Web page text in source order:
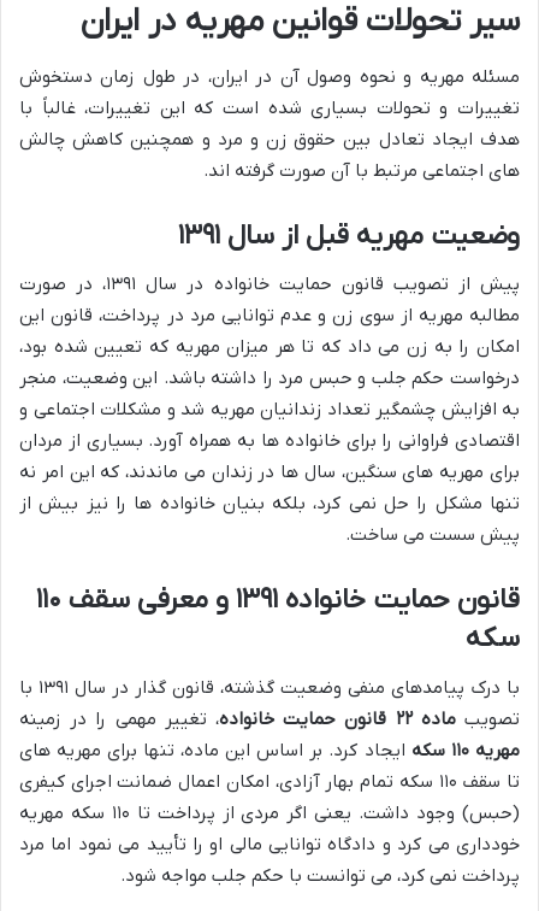
سیر تحولات قوانین مهریه در ایران
مسئله مهریه و نحوه وصول آن در ایران، در طول زمان دستخوش
تغییرات و تحولات بسیاری شده است که این تغییرات، غالباً با
هدف ایجاد تعادل بین حقوق زن و مرد و همچنین کاهش چالش
های اجتماعی مرتبط با آن صورت گرفته اند.
وضعیت مهریه قبل از سال ۱۳۹۱
پیش از تصویب قانون حمایت خانواده در سال ۱۳۹۱، در صورت
مطالبه مهریه از سوی زن و عدم توانایی مرد در پرداخت، قانون این
امکان را به زن می داد که تا هر میزان مهریه که تعیین شده بود،
درخواست حکم جلب و حبس مرد را داشته باشد. این وضعیت، منجر
به افزایش چشمگیر تعداد زندانیان مهریه شد و مشکلات اجتماعی و
اقتصادی فراوانی را برای خانواده ها به همراه آورد. بسیاری از مردان
برای مهریه های سنگین، سال ها در زندان می ماندند، که این امر نه
تنها مشکل را حل نمی کرد، بلکه بنیان خانواده ها را نیز بیش از
پیش سست می ساخت.
قانون حمایت خانواده ۱۳۹۱ و معرفی سقف ۱۱۰
سکه
با درک پیامدهای منفی وضعیت گذشته، قانون گذار در سال ۱۳۹۱ با
تصویبماده ۲۲ قانون حمایت خانواده
، تغییر مهمی را در زمینه
مهریه ۱۱۰ سکه
ایجاد کرد. بر اساس این ماده، تنها برای مهریه های
تا سقف ۱۱۰ سکه تمام بهار آزادی، امکان اعمال ضمانت اجرای کیفری
(حبس) وجود داشت. یعنی اگر مردی از پرداخت تا ۱۱۰ سکه مهریه
خودداری می کرد و دادگاه توانایی مالی او را تأیید می نمود اما مرد
پرداخت نمی کرد، می توانست با حکم جلب مواجه شود.